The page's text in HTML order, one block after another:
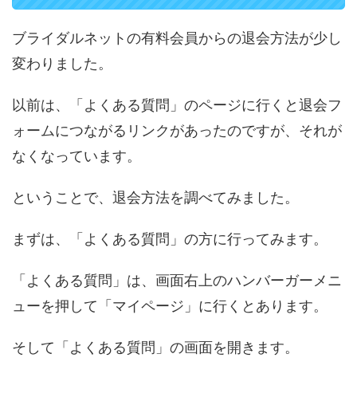
ブライダルネットの有料会員からの退会方法が少し
変わりました。
以前は、「よくある質問」のページに行くと退会フ
ォームにつながるリンクがあったのですが、それが
なくなっています。
ということで、退会方法を調べてみました。
まずは、「よくある質問」の方に行ってみます。
「よくある質問」は、画面右上のハンバーガーメニ
ューを押して「マイページ」に行くとあります。
そして「よくある質問」の画面を開きます。